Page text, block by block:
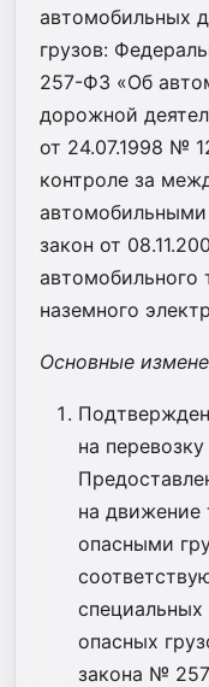
автомобильных
грузов:
257-ФЗ «Об
дорожной
от 24.07.1998 №
контроле за
закон от
автомобильного
наземного
Основные
на
на движение
опасными
опасных
закона №